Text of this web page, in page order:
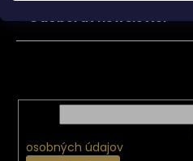
ä Odoberať newsletter
osobných údajov